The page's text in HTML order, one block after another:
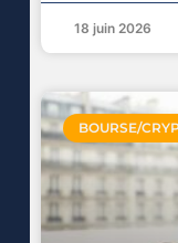
18 juin 2026
BOURSE/